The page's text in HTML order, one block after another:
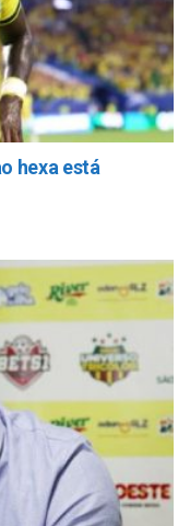
hexa está